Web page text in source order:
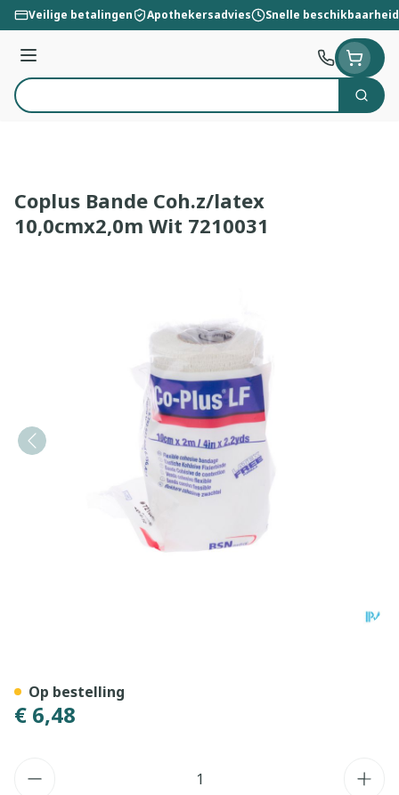
Ga naar de inhoud
Veilige betalingen Apothekersadvies Snelle beschikbaarheid
Menu
Product, merk, categorie...
Zoek
Coplus Bande Coh.z/latex
10,0cmx2,0m Wit 7210031
€ 6,48
Op bestelling